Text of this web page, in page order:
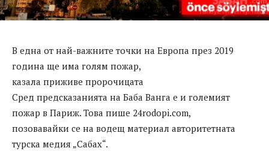
В една от най-важните точки на Европа през 2019
година ще има голям пожар,
казала приживе пророчицата
Сред предсказанията на Баба Ванга е и големият
пожар в Париж. Това пише 24rodopi.com,
позовавайки се на водещ материал авторитетната
турска медия „Сабах“.